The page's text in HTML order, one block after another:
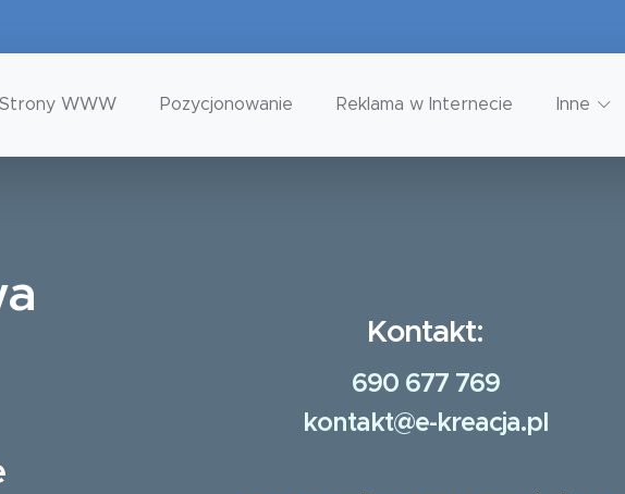
Strony WWW Pozycjonowanie Reklama w Internecie Inne
Kontakt:
690 677 769
kontakt@e-kreacja.pl